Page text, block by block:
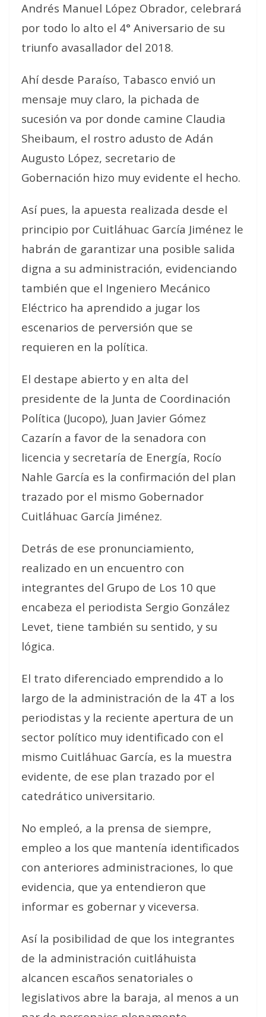
Andrés Manuel López Obrador, celebrará
por todo lo alto el 4° Aniversario de su
triunfo avasallador del 2018.
Ahí desde Paraíso, Tabasco envió un
mensaje muy claro, la pichada de
sucesión va por donde camine Claudia
Sheibaum, el rostro adusto de Adán
Augusto López, secretario de
Gobernación hizo muy evidente el hecho.
Así pues, la apuesta realizada desde el
principio por Cuitláhuac García Jiménez le
habrán de garantizar una posible salida
digna a su administración, evidenciando
también que el Ingeniero Mecánico
Eléctrico ha aprendido a jugar los
escenarios de perversión que se
requieren en la política.
El destape abierto y en alta del
presidente de la Junta de Coordinación
Política (Jucopo), Juan Javier Gómez
Cazarín a favor de la senadora con
licencia y secretaría de Energía, Rocío
Nahle García es la confirmación del plan
trazado por el mismo Gobernador
Cuitláhuac García Jiménez.
Detrás de ese pronunciamiento,
realizado en un encuentro con
integrantes del Grupo de Los 10 que
encabeza el periodista Sergio González
Levet, tiene también su sentido, y su
lógica.
El trato diferenciado emprendido a lo
largo de la administración de la 4T a los
periodistas y la reciente apertura de un
sector político muy identificado con el
mismo Cuitláhuac García, es la muestra
evidente, de ese plan trazado por el
catedrático universitario.
No empleó, a la prensa de siempre,
empleo a los que mantenía identificados
con anteriores administraciones, lo que
evidencia, que ya entendieron que
informar es gobernar y viceversa.
Así la posibilidad de que los integrantes
de la administración cuitláhuista
alcancen escaños senatoriales o
legislativos abre la baraja, al menos a un